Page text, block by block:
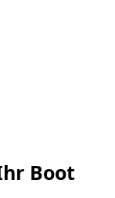
Boot